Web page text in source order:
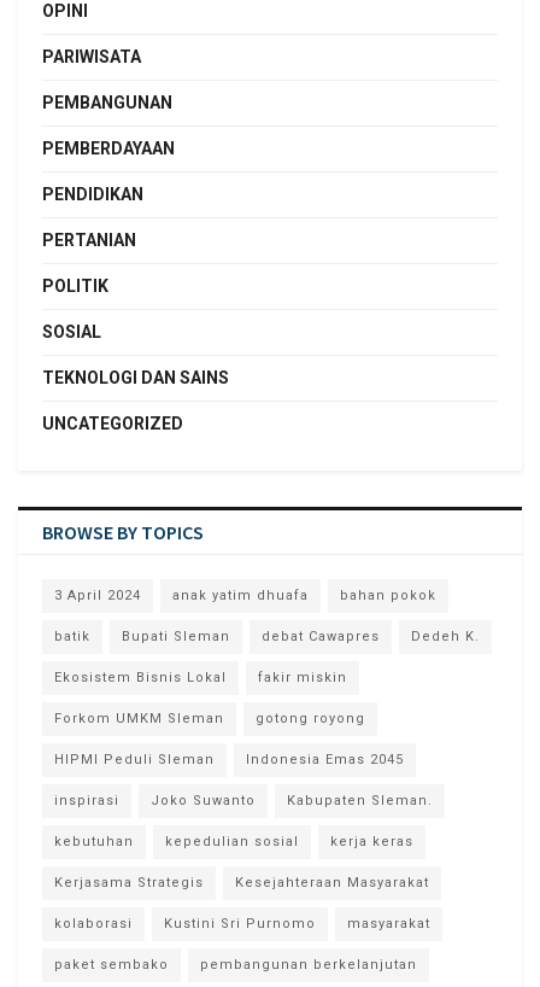
OPINI
PARIWISATA
PEMBANGUNAN
PEMBERDAYAAN
PENDIDIKAN
PERTANIAN
POLITIK
SOSIAL
TEKNOLOGI DAN SAINS
UNCATEGORIZED
BROWSE BY TOPICS
3 April 2024 anak yatim dhuafa bahan pokok
batik Bupati Sleman debat Cawapres Dedeh K.
Ekosistem Bisnis Lokal fakir miskin
Forkom UMKM Sleman gotong royong
HIPMI Peduli Sleman Indonesia Emas 2045
inspirasi Joko Suwanto Kabupaten Sleman.
kebutuhan kepedulian sosial kerja keras
Kerjasama Strategis Kesejahteraan Masyarakat
kolaborasi Kustini Sri Purnomo masyarakat
paket sembako pembangunan berkelanjutan